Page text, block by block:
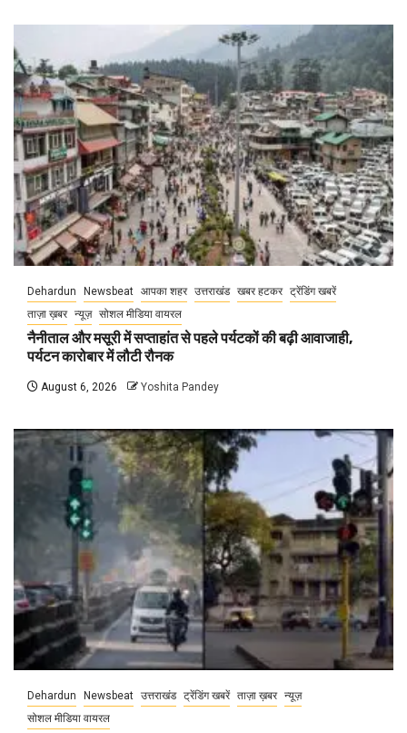
Dehardun Newsbeat आपका शहर उत्तराखंड खबर हटकर ट्रेंडिंग खबरें
ताज़ा ख़बर न्यूज़ सोशल मीडिया वायरल
नैनीताल और मसूरी में सप्ताहांत से पहले पर्यटकों की बढ़ी आवाजाही,
पर्यटन कारोबार में लौटी रौनक
August 6, 2026 Yoshita Pandey
Dehardun Newsbeat उत्तराखंड ट्रेंडिंग खबरें ताज़ा ख़बर न्यूज़
सोशल मीडिया वायरल